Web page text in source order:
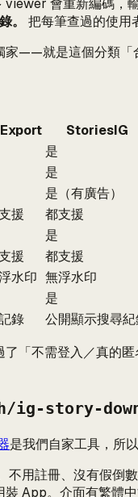
。
把每筆查過的使用
——就是這個分類「
StoriesIG
是
是
是（有廣告）
援 都支援
是
援 都支援
水印 無浮水印
是
錄 公開顯示搜尋
「不需登入／真的
ig-story-
是我們自家工具，所
不用註冊、沒有假倒
App。介面有繁體